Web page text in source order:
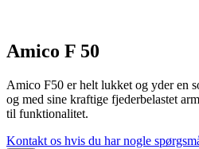
Amico F 50
Amico F50 er helt lukket og yder en
og med sine kraftige fjederbelastet
til funktionalitet.
Kontakt os hvis du har nogle